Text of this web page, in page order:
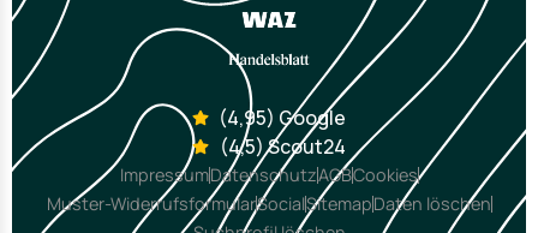
(4,95) Google
(4,5) Scout24
ImpressumDatenschutzAGBCookies
Muster-WiderrufsformularSocialSitemapDaten löschen